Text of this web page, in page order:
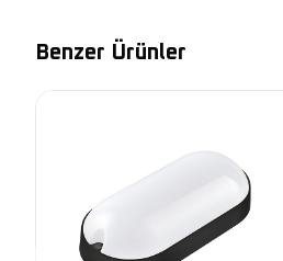
Benzer Ürünler